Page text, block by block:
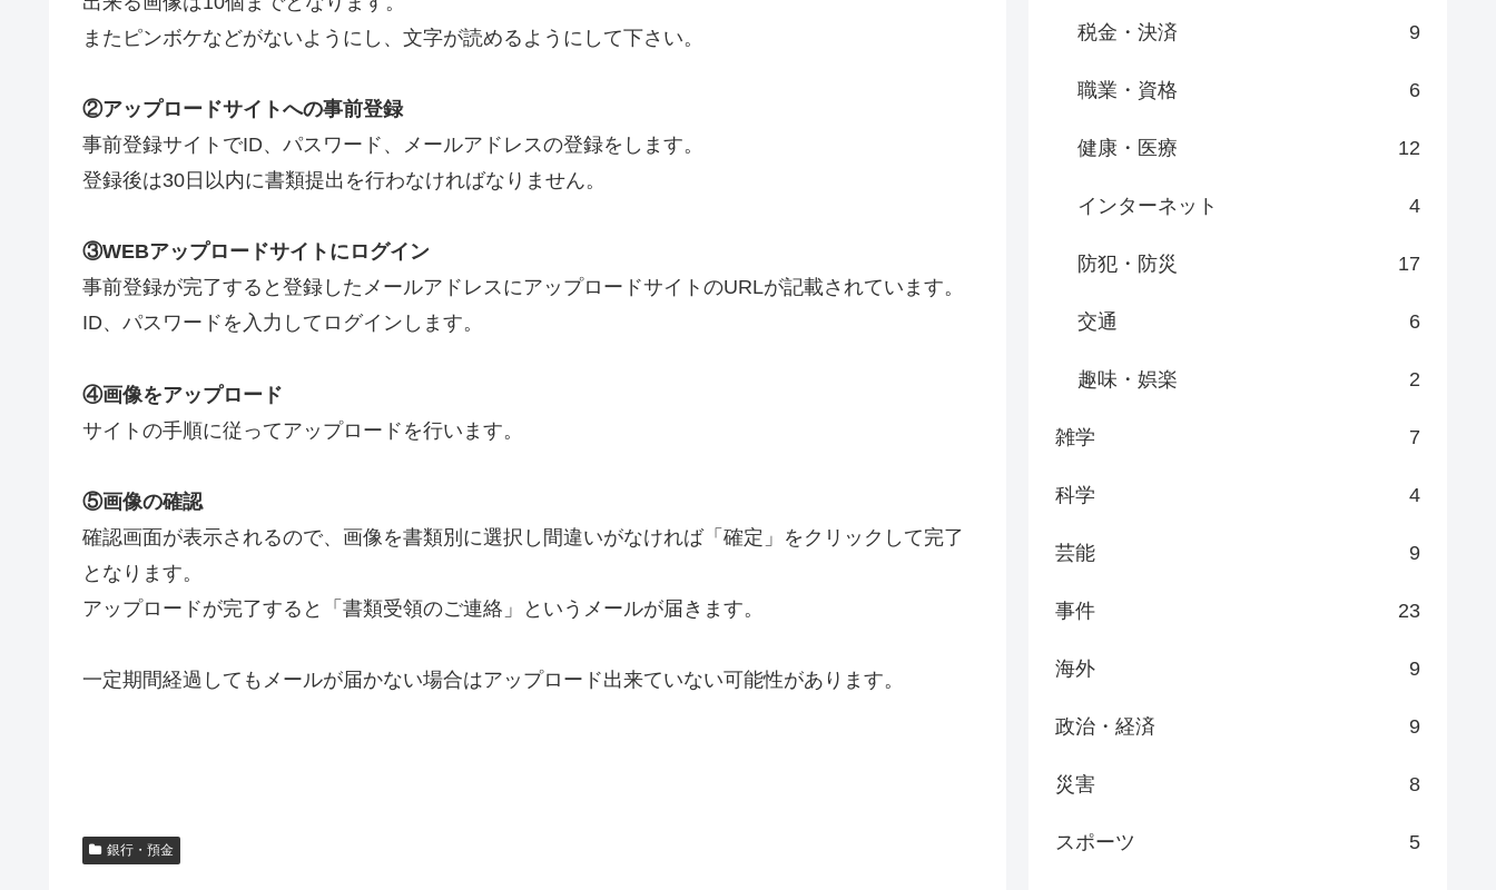
またピンボケなどがないようにし、文字が読めるようにして下さい。
②アップロードサイトへの事前登録
事前登録サイトでID、パスワード、メールアドレスの登録をします。
登録後は30日以内に書類提出を行わなければなりません。
③WEBアップロードサイトにログイン
事前登録が完了すると登録したメールアドレスにアップロードサイトのURLが記載されています。
ID、パスワードを入力してログインします。
④画像をアップロード
サイトの手順に従ってアップロードを行います。
⑤画像の確認
確認画面が表示されるので、画像を書類別に選択し間違いがなければ「確定」をクリックして完了
となります。
アップロードが完了すると「書類受領のご連絡」というメールが届きます。
一定期間経過してもメールが届かない場合はアップロード出来ていない可能性があります。
銀行・預金
税金・決済 9
職業・資格 6
健康・医療 12
インターネット 4
防犯・防災 17
交通 6
趣味・娯楽 2
雑学 7
科学 4
芸能 9
事件 23
海外 9
政治・経済 9
災害 8
スポーツ 5